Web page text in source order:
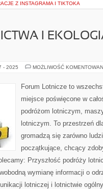
Z INSTAGRAMA I TIKTOKA
I
- 2025 MOŻLIWOŚĆ
Forum Lotnicze to
miejsce poświęcone w
podróżom lotniczym,
lotniczym. To przestrzeń
gromadzą się zarówno
początkujące, chcący
Przyszłość podróży
wymianę informacji o
lotniczej i lotnictwie